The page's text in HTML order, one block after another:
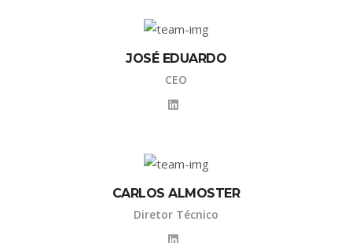
JOSÉ EDUARDO
CEO
CARLOS ALMOSTER
Diretor Técnico